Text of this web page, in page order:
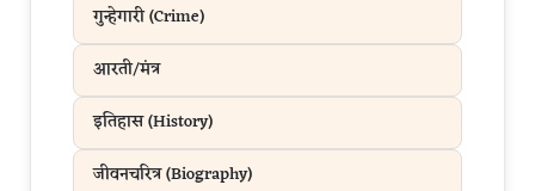
गुन्हेगारी (Crime)
आरती/मंत्र
इतिहास (History)
जीवनचरित्र (Biography)